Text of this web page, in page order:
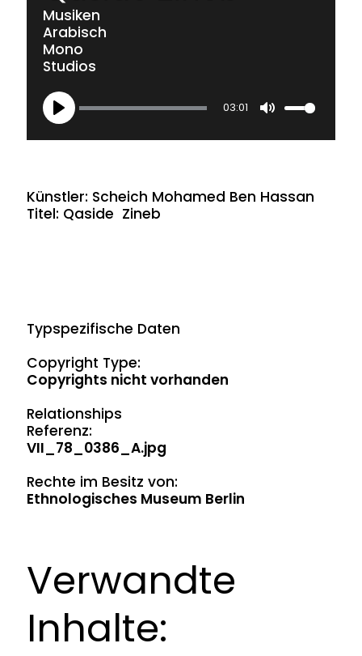
Musiken
Arabisch
Mono
Studios
Play
03:01
Künstler: Scheich Mohamed Ben Hassan
Titel: Qaside Zineb
Typspezifische Daten
Copyright Type:
Copyrights nicht vorhanden
Relationships
Referenz:
VII_78_0386_A.jpg
Rechte im Besitz von:
Ethnologisches Museum Berlin
Verwandte
Inhalte: